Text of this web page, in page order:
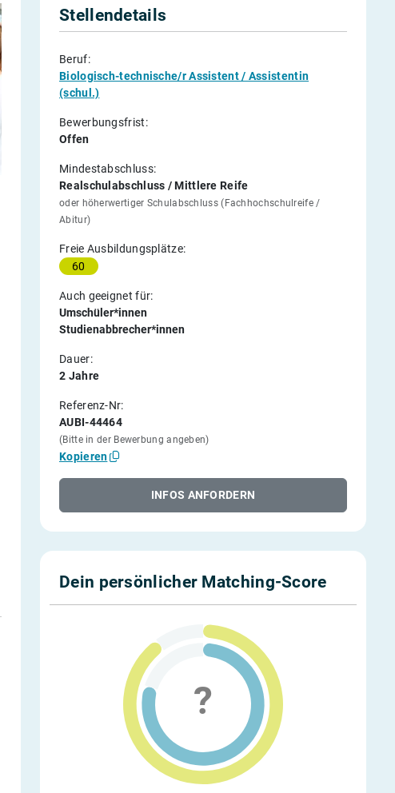
Stellendetails
Beruf:
Biologisch-technische/r Assistent / Assistentin
(schul.)
Bewerbungsfrist:
Offen
Mindestabschluss:
Realschulabschluss / Mittlere Reife
oder höherwertiger Schulabschluss (Fachhochschulreife /
Abitur)
Freie Ausbildungsplätze:
60
Auch geeignet für:
Umschüler*innen
Studienabbrecher*innen
Dauer:
2 Jahre
Referenz-Nr:
AUBI-44464
(Bitte in der Bewerbung angeben)
Kopieren
INFOS ANFORDERN
Dein persönlicher Matching-Score